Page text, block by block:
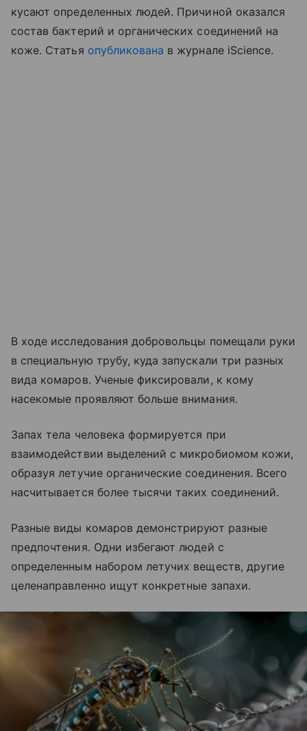
кусают определенных людей. Причиной оказался
состав бактерий и органических соединений на
коже. Статья опубликована в журнале iScience.
В ходе исследования добровольцы помещали руки
в специальную трубу, куда запускали три разных
вида комаров. Ученые фиксировали, к кому
насекомые проявляют больше внимания.
Запах тела человека формируется при
взаимодействии выделений с микробиомом кожи,
образуя летучие органические соединения. Всего
насчитывается более тысячи таких соединений.
Разные виды комаров демонстрируют разные
предпочтения. Одни избегают людей с
определенным набором летучих веществ, другие
целенаправленно ищут конкретные запахи.